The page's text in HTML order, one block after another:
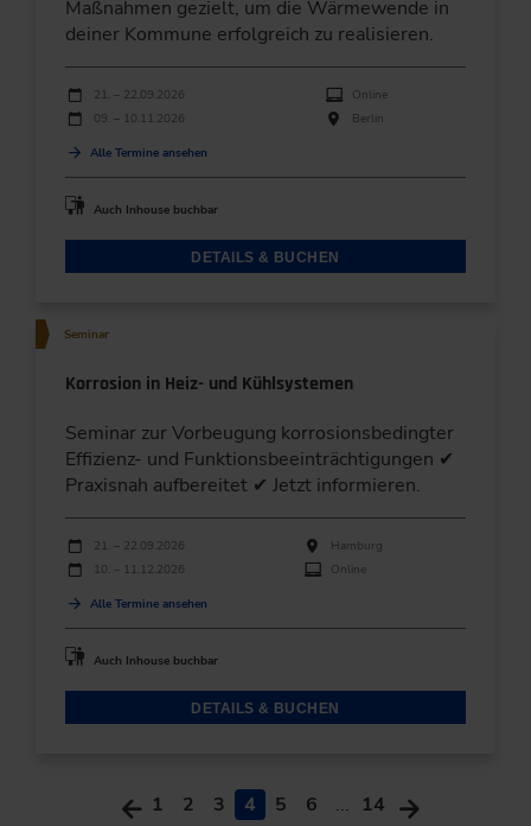
Maßnahmen gezielt, um die Wärmewende in
deiner Kommune erfolgreich zu realisieren.
Durchführungen
Veranstaltungsdatum
21. – 22.09.2026
Online
09. – 10.11.2026
Berlin
Alle Termine ansehen
Auch Inhouse buchbar
DETAILS & BUCHEN
Seminar
Korrosion in Heiz- und Kühlsystemen
Seminar zur Vorbeugung korrosionsbedingter
Effizienz- und Funktionsbeeinträchtigungen ✔
Praxisnah aufbereitet ✔ Jetzt informieren.
Durchführungen
Veranstaltungsdatum
21. – 22.09.2026
Hamburg
10. – 11.12.2026
Online
Alle Termine ansehen
Auch Inhouse buchbar
DETAILS & BUCHEN
1 2 3 4 5 6 ... 14